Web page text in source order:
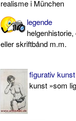
realisme i München
legende
eller skriftbånd m.m.
figurativ kunst
kunst »som